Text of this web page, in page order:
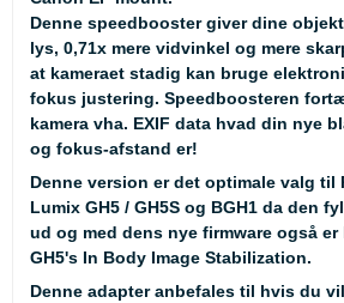
Denne speedbooster giver dine
lys, 0,71x mere vidvinkel og mere
at kameraet stadig kan bruge
fokus justering. Speedboosteren
kamera vha. EXIF data hvad din nye
og fokus-afstand er!
Denne version er det optimale valg til
Lumix GH5 / GH5S og BGH1 da den
ud og med dens nye firmware også er
GH5's In Body Image Stabilization.
Denne adapter anbefales til hvis du